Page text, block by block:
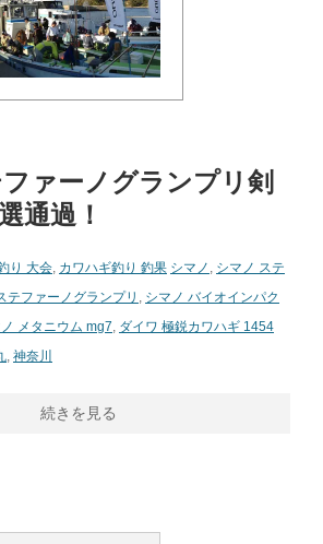
ァーノグランプリ剣
通過！
り 大会 カワハギ釣り 釣果 シマノ
シマノ ステ
テファーノグランプリ
シマノ バイオインパク
メタニウム mg7 ダイワ 極鋭カワハギ 1454
神奈川
続きを見る